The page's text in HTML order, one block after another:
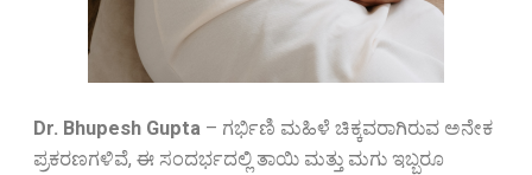
Dr. Bhupesh Gupta – ಗರ್ಭಿಣಿ ಮಹಿಳೆ ಚಿಕ್ಕವರಾಗಿರುವ ಅನೇಕ
ಪ್ರಕರಣಗಳಿವೆ, ಈ ಸಂದರ್ಭದಲ್ಲಿ ತಾಯಿ ಮತ್ತು ಮಗು ಇಬ್ಬರೂ